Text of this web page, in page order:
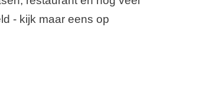
- kijk maar eens op